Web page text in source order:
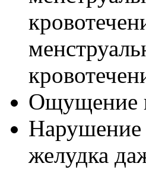
Ощущение
Нарушение
желудка